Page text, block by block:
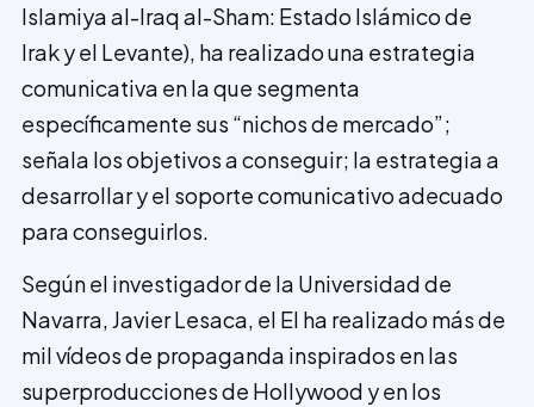
Islamiya al-Iraq al-Sham: Estado Islámico de
Irak y el Levante), ha realizado una estrategia
comunicativa en la que segmenta
específicamente sus “nichos de mercado”;
señala los objetivos a conseguir; la estrategia a
desarrollar y el soporte comunicativo adecuado
para conseguirlos.
Según el investigador de la Universidad de
Navarra, Javier Lesaca, el EI ha realizado más de
mil vídeos de propaganda inspirados en las
superproducciones de Hollywood y en los